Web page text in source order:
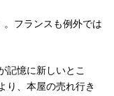
フランスも例外では
記憶に新しいとこ
り、本屋の売れ行き